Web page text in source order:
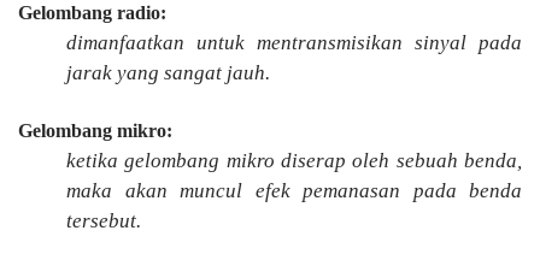
Gelombang radio:
dimanfaatkan untuk mentransmisikan sinyal pada
jarak yang sangat jauh.
Gelombang mikro:
ketika gelombang mikro diserap oleh sebuah benda,
maka akan muncul efek pemanasan pada benda
tersebut.